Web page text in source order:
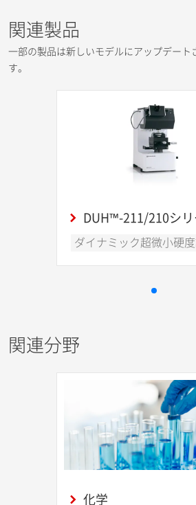
関連製品
一部の製品は新しいモデルにアップデート
す。
DUH™-211/210シリ
ダイナミック超微小硬
関連分野
化学